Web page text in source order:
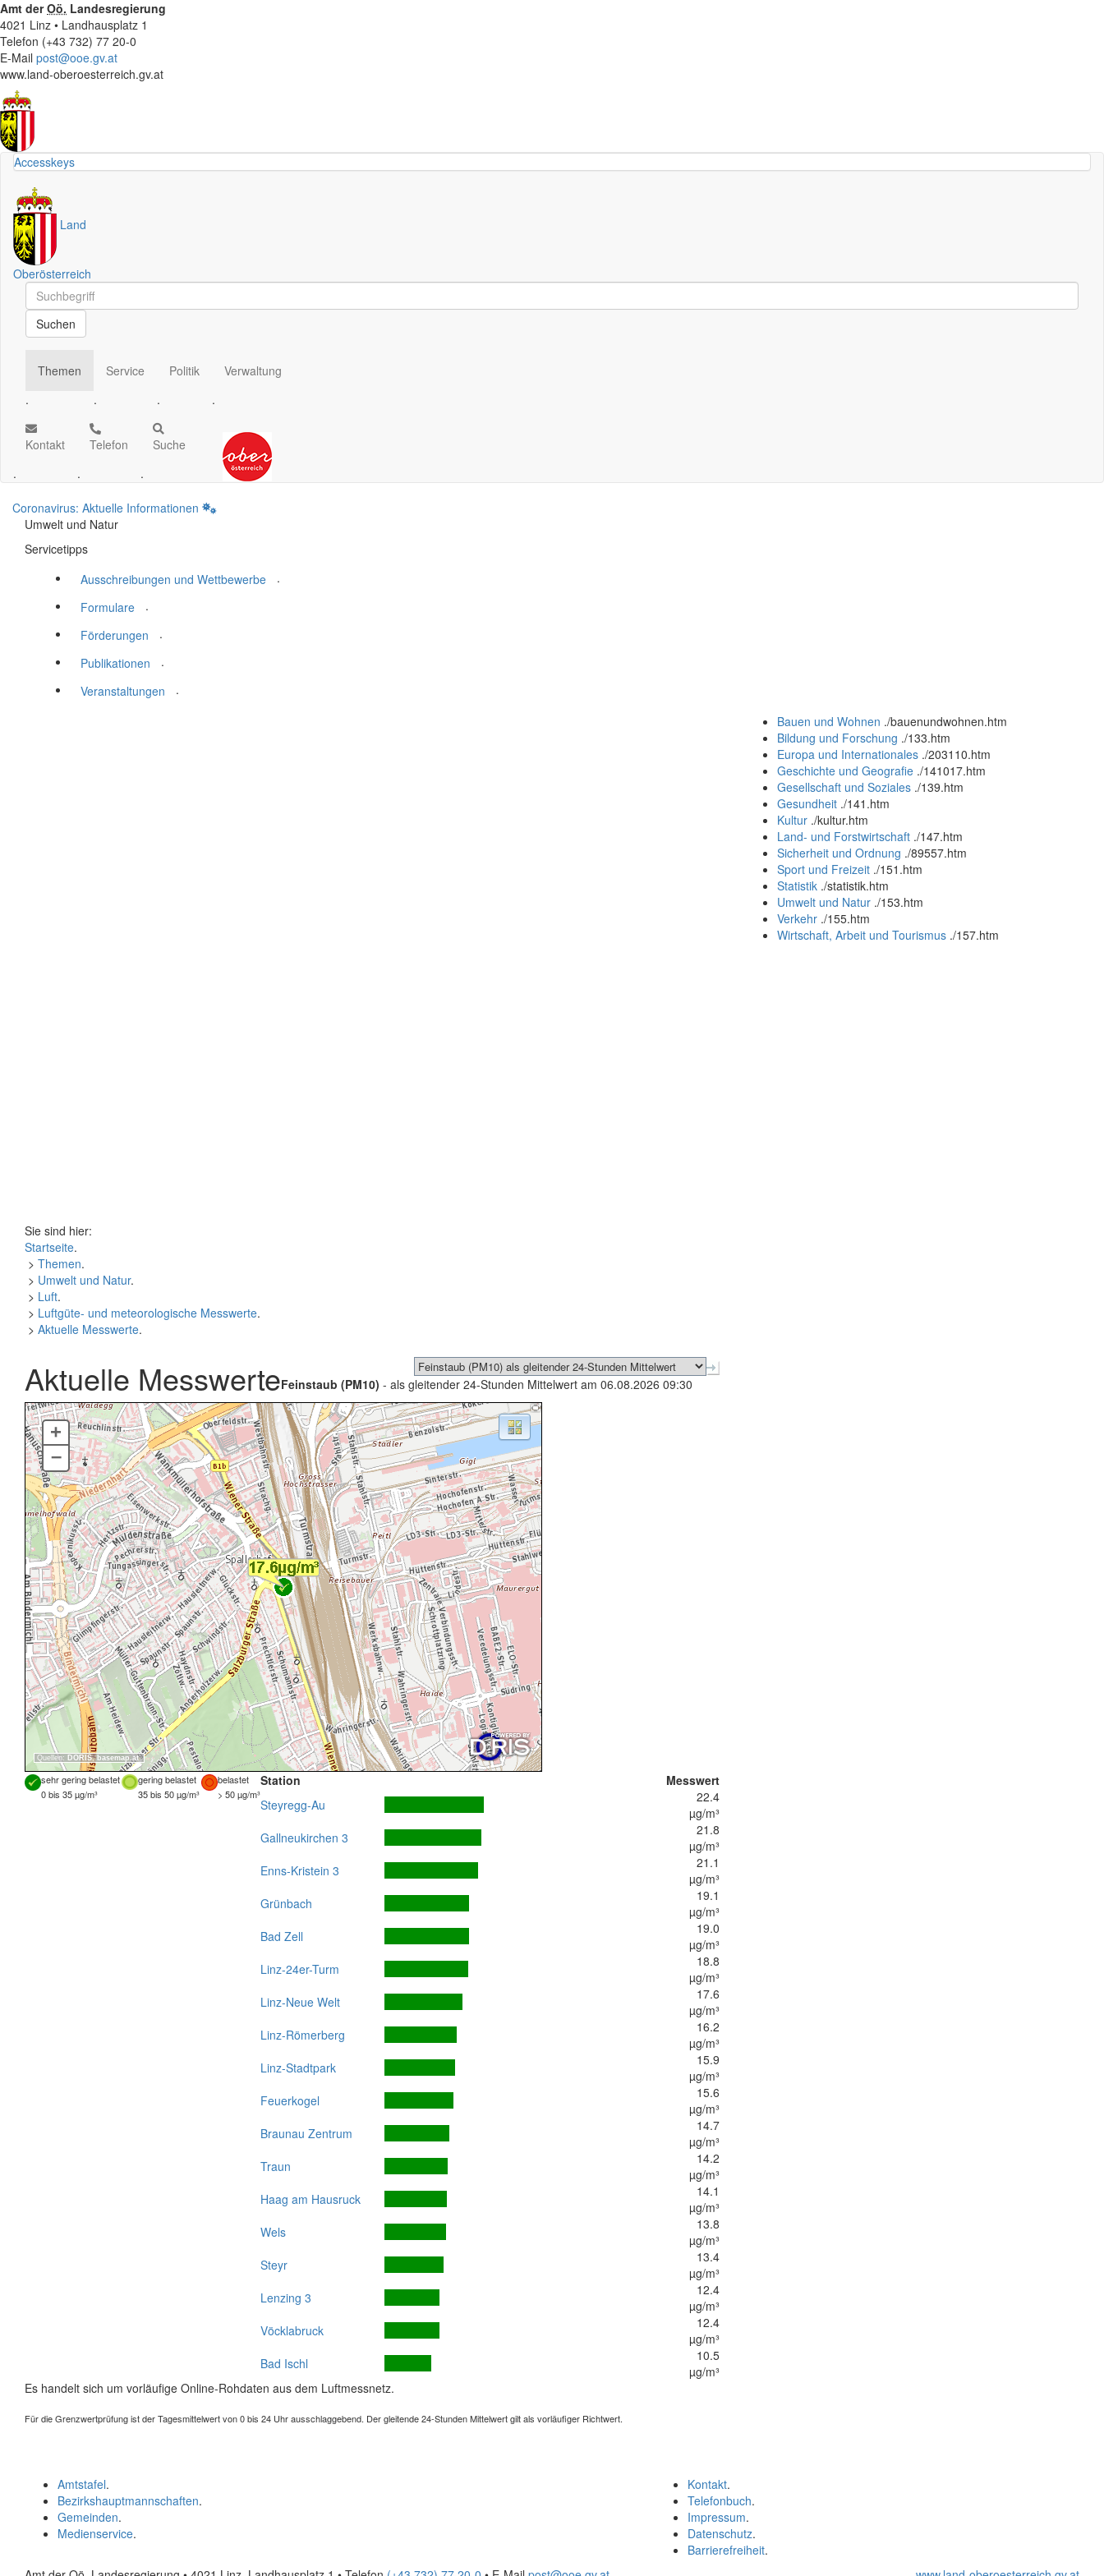
Amt derOö. Landesregierung
4021 Linz • Landhausplatz 1
Telefon (+43 732) 77 20-0
E-Mail post@ooe.gv.at
www.land-oberoesterreich.gv.at
Accesskeys
Land
Oberösterreich
Schnellsuche
Schnellsuche
Suchen
Themen
.
Service
.
Politik
.
Verwaltung
.
Kontakt
.
Telefon
.
Suche
.
Coronavirus: Aktuelle Informationen
Umwelt und Natur
Servicetipps
Ausschreibungen und Wettbewerbe
.
Formulare
.
Förderungen
.
Publikationen
.
Veranstaltungen
.
Bauen und Wohnen ./bauenundwohnen.htm
Bildung und Forschung ./133.htm
Europa und Internationales ./203110.htm
Geschichte und Geografie ./141017.htm
Gesellschaft und Soziales ./139.htm
Gesundheit ./141.htm
Kultur ./kultur.htm
Land- und Forstwirtschaft ./147.htm
Sicherheit und Ordnung ./89557.htm
Sport und Freizeit ./151.htm
Statistik ./statistik.htm
Umwelt und Natur ./153.htm
Verkehr ./155.htm
Wirtschaft, Arbeit und Tourismus ./157.htm
Sie sind hier:
Startseite.
> Themen.
> Umwelt und Natur.
> Luft.
> Luftgüte- und meteorologische Messwerte.
> Aktuelle Messwerte.
Aktuelle MesswerteFeinstaub (PM10) - als gleitender 24-Stunden Mittelwert am 06.08.2026 09:30
Quellen: DORIS, basemap.at
+
–
sehr gering belastet gering belastet
belastet
0 bis 35 µg/m³
35 bis 50 µg/m³ > 50 µg/m³
Station
Messwert
Steyregg-Au
22.4
µg/m³
Gallneukirchen 3
21.8
µg/m³
Enns-Kristein 3
21.1
µg/m³
Grünbach
19.1
µg/m³
Bad Zell
19.0
µg/m³
Linz-24er-Turm
18.8
µg/m³
Linz-Neue Welt
17.6
µg/m³
Linz-Römerberg
16.2
µg/m³
Linz-Stadtpark
15.9
µg/m³
Feuerkogel
15.6
µg/m³
Braunau Zentrum
14.7
µg/m³
Traun
14.2
µg/m³
Haag am Hausruck
14.1
µg/m³
Wels
13.8
µg/m³
Steyr
13.4
µg/m³
Lenzing 3
12.4
µg/m³
Vöcklabruck
12.4
µg/m³
Bad Ischl
10.5
µg/m³
Es handelt sich um vorläufige Online-Rohdaten aus dem Luftmessnetz.
Für die Grenzwertprüfung ist der Tagesmittelwert von 0 bis 24 Uhr ausschlaggebend. Der gleitende 24-Stunden Mittelwert gilt als vorläufiger Richtwert.
Kontakt.
Telefonbuch.
Impressum.
Datenschutz.
Barrierefreiheit.
Amtstafel.
Bezirkshauptmannschaften.
Gemeinden.
Medienservice.